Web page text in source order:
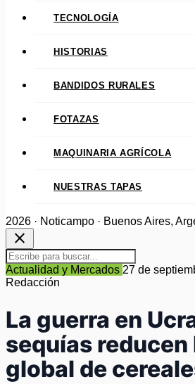
TECNOLOGÍA
HISTORIAS
BANDIDOS RURALES
FOTAZAS
MAQUINARIA AGRÍCOLA
NUESTRAS TAPAS
2026 · Noticampo · Buenos Aires,
close
Actualidad y Mercados 27 de
Redacción
La guerra en
sequías
global de